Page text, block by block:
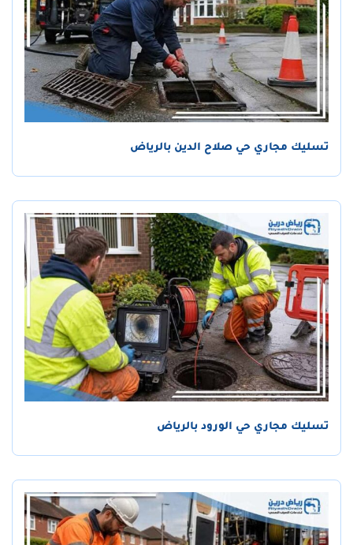
تسليك مجاري حي صلاح الدين بالرياض
تسليك مجاري حي الورود بالرياض